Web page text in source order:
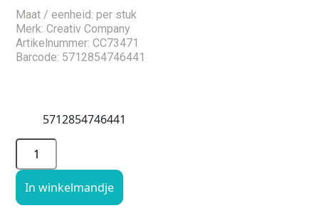
Maat / eenheid: per stuk
Merk: Creativ Company
Artikelnummer: CC73471
Barcode: 5712854746441
5712854746441
In winkelmandje